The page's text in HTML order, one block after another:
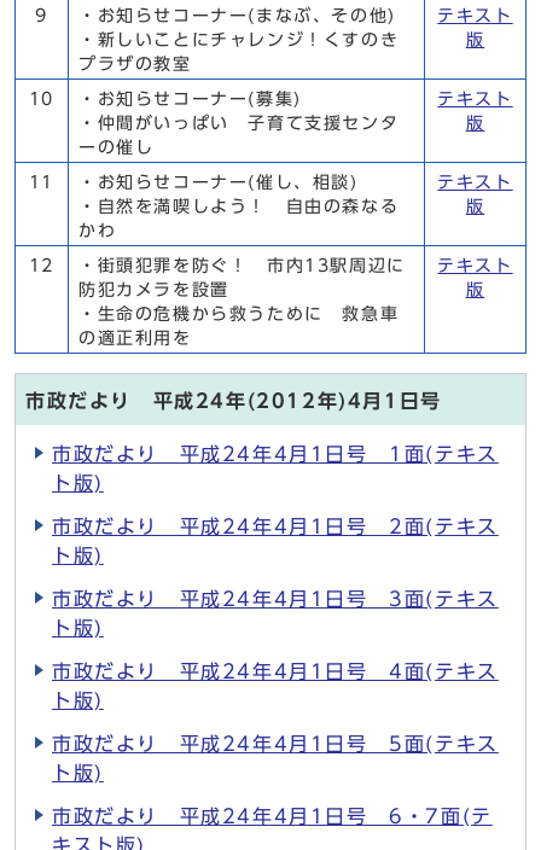
9
・お知らせコーナー(まなぶ、その他)
・新しいことにチャレンジ！くすのき
プラザの教室
テキスト
版
10
・お知らせコーナー(募集)
・仲間がいっぱい 子育て支援センタ
ーの催し
テキスト
版
11
・お知らせコーナー(催し、相談)
・自然を満喫しよう！ 自由の森なる
かわ
テキスト
版
12
・街頭犯罪を防ぐ！ 市内13駅周辺に
防犯カメラを設置
・生命の危機から救うために 救急車
の適正利用を
テキスト
版
市政だより 平成24年(2012年)4月1日号
市政だより 平成24年4月1日号 1面(テキス
ト版)
市政だより 平成24年4月1日号 2面(テキス
ト版)
市政だより 平成24年4月1日号 3面(テキス
ト版)
市政だより 平成24年4月1日号 4面(テキス
ト版)
市政だより 平成24年4月1日号 5面(テキス
ト版)
市政だより 平成24年4月1日号 6・7面(テ
キスト版)